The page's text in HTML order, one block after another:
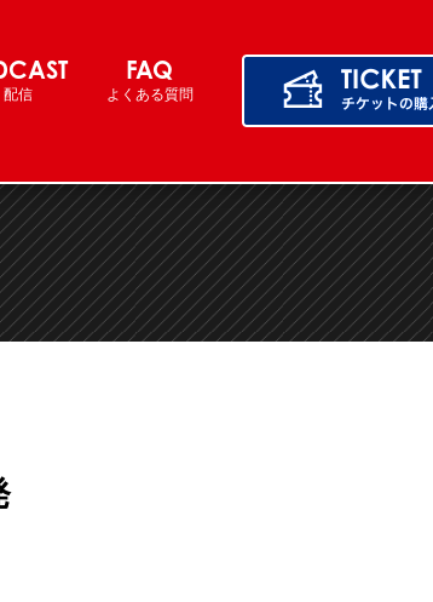
信
FAQ
よくある質問